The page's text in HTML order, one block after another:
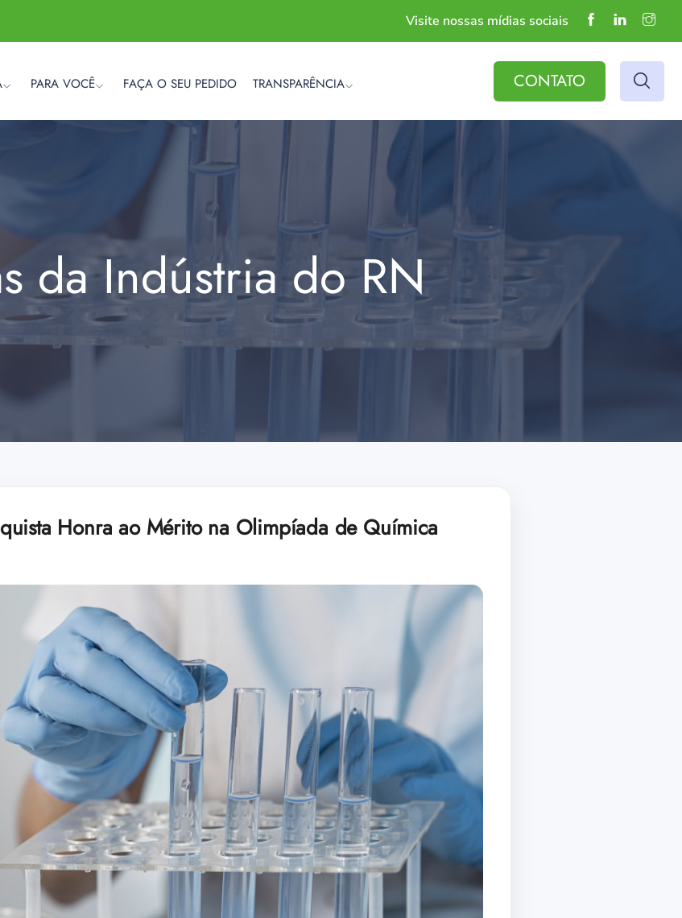
Visite nossas mídias sociais
PARA VOCÊ FAÇA O SEU PEDIDO TRANSPARÊNCIA CONTATO
da Indústria do RN
Honra ao Mérito na Olimpíada de Química